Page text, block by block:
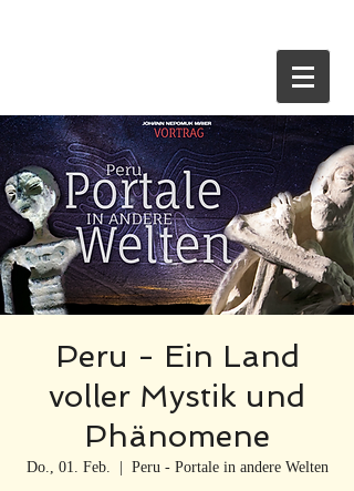
Peru - Ein Land
voller Mystik und
Phänomene
Do., 01. Feb. Peru - Portale in andere Welten